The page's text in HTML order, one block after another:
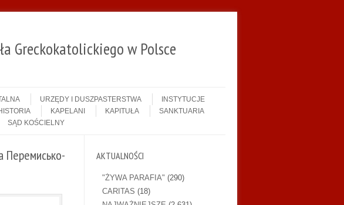
Greckokatolickiego w Polsce
URZĘDY I DUSZPASTERSTWA
INSTYTUCJE
KAPELANI KAPITUŁA
SANKTUARIA
SĄD KOŚCIELNY
Перемисько-
AKTUALNOŚCI
"ŻYWA PARAFIA" (290)
CARITAS (18)